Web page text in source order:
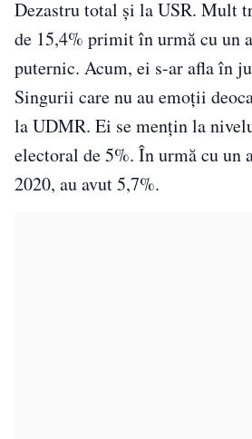
Dezastru total și la USR. Mult
de 15,4% primit în urmă cu un
puternic. Acum, ei s-ar afla în
Singurii care nu au emoții
la UDMR. Ei se mențin la
electoral de 5%. În urmă cu un
2020, au avut 5,7%.